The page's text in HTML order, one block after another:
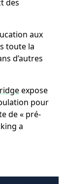
des
aux
toute la
d’autres
expose
pour
de « pré-
a